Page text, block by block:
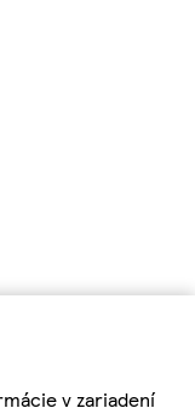
v zariadení